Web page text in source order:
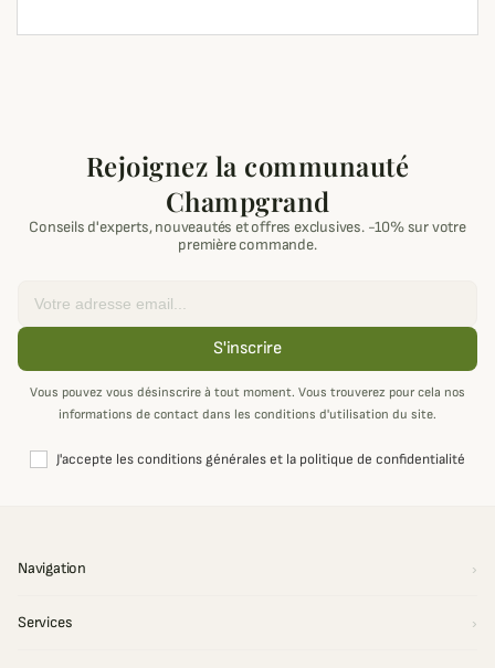
Rejoignez la communauté
Champgrand
Conseils d'experts, nouveautés et offres exclusives. -10% sur votre
première commande.
S'inscrire
Vous pouvez vous désinscrire à tout moment. Vous trouverez pour cela nos
informations de contact dans les conditions d'utilisation du site.
J'accepte les conditions générales et la politique de confidentialité
Navigation
Services